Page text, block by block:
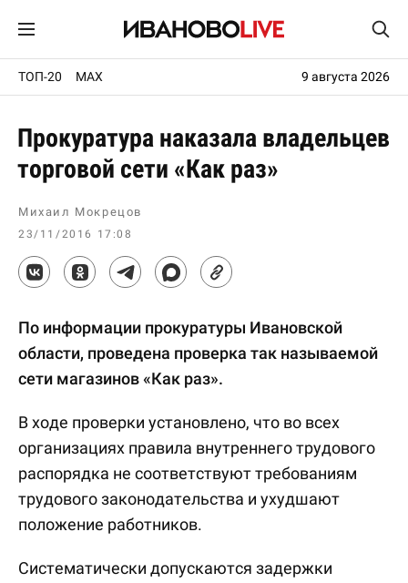
ТОП-20 MAX 9 августа 2026
Прокуратура наказала владельцев
торговой сети «Как раз»
Михаил Мокрецов
23/11/2016 17:08
По информации прокуратуры Ивановской
области, проведена проверка так называемой
сети магазинов «Как раз».
В ходе проверки установлено, что во всех
организациях правила внутреннего трудового
распорядка не соответствуют требованиям
трудового законодательства и ухудшают
положение работников.
Систематически допускаются задержки